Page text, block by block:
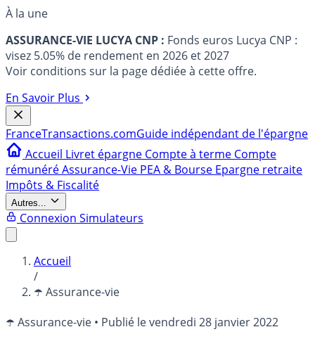
À la une
ASSURANCE-VIE LUCYA CNP : Fonds euros Lucya CNP :
visez 5.05% de rendement en 2026 et 2027
Voir conditions sur la page dédiée à cette offre.
En Savoir Plus
FranceTransactions.comGuide indépendant de l'épargne
Accueil Livret épargne Compte à terme Compte
rémunéréAssurance-Vie PEA & Bourse Epargne retraite
Impôts & Fiscalité
Autres...
Connexion Simulateurs
Accueil
/
☂️ Assurance-vie
☂️ Assurance-vie • Publié levendredi 28 janvier 2022